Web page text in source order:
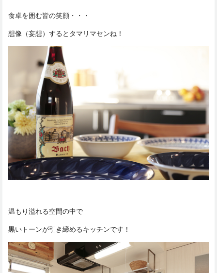
食卓を囲む皆の笑顔・・・
想像（妄想）するとタマリマセンね！
温もり溢れる空間の中で
黒いトーンが引き締めるキッチンです！